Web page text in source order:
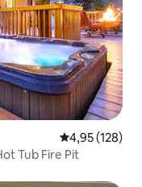
Évaluation
4,95 (128)
Tub Fire Pit